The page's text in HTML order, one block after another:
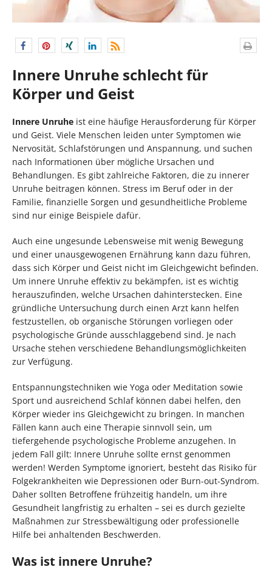
Innere Unruhe schlecht für
Körper und Geist
Innere Unruhe ist eine häufige Herausforderung für Körper
und Geist. Viele Menschen leiden unter Symptomen wie
Nervosität, Schlafstörungen und Anspannung, und suchen
nach Informationen über mögliche Ursachen und
Behandlungen. Es gibt zahlreiche Faktoren, die zu innerer
Unruhe beitragen können. Stress im Beruf oder in der
Familie, finanzielle Sorgen und gesundheitliche Probleme
sind nur einige Beispiele dafür.
Auch eine ungesunde Lebensweise mit wenig Bewegung
und einer unausgewogenen Ernährung kann dazu führen,
dass sich Körper und Geist nicht im Gleichgewicht befinden.
Um innere Unruhe effektiv zu bekämpfen, ist es wichtig
herauszufinden, welche Ursachen dahinterstecken. Eine
gründliche Untersuchung durch einen Arzt kann helfen
festzustellen, ob organische Störungen vorliegen oder
psychologische Gründe ausschlaggebend sind. Je nach
Ursache stehen verschiedene Behandlungsmöglichkeiten
zur Verfügung.
Entspannungstechniken wie Yoga oder Meditation sowie
Sport und ausreichend Schlaf können dabei helfen, den
Körper wieder ins Gleichgewicht zu bringen. In manchen
Fällen kann auch eine Therapie sinnvoll sein, um
tiefergehende psychologische Probleme anzugehen. In
jedem Fall gilt: Innere Unruhe sollte ernst genommen
werden! Werden Symptome ignoriert, besteht das Risiko für
Folgekrankheiten wie Depressionen oder Burn-out-Syndrom.
Daher sollten Betroffene frühzeitig handeln, um ihre
Gesundheit langfristig zu erhalten – sei es durch gezielte
Maßnahmen zur Stressbewältigung oder professionelle
Hilfe bei anhaltenden Beschwerden.
Was ist innere Unruhe?